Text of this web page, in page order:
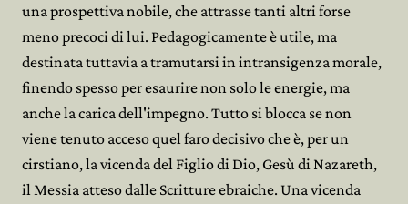
una prospettiva nobile, che attrasse tanti altri forse
meno precoci di lui. Pedagogicamente è utile, ma
destinata tuttavia a tramutarsi in intransigenza morale,
finendo spesso per esaurire non solo le energie, ma
anche la carica dell'impegno. Tutto si blocca se non
viene tenuto acceso quel faro decisivo che è, per un
cirstiano, la vicenda del Figlio di Dio, Gesù di Nazareth,
il Messia atteso dalle Scritture ebraiche. Una vicenda